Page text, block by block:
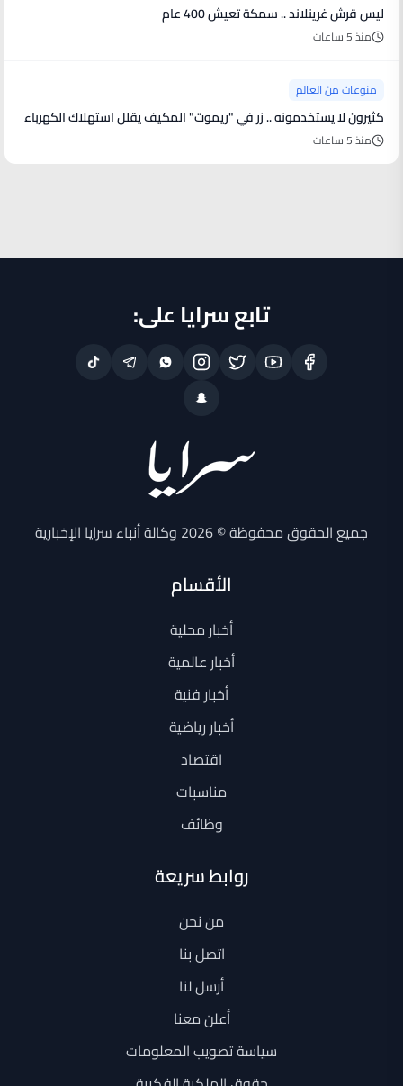
ليس قرش غرينلاند .. سمكة تعيش 400 عام
منذ 5 ساعات
منوعات من العالم
كثيرون لا يستخدمونه .. زر في "ريموت" المكيف يقلل استهلاك الكهرباء
منذ 5 ساعات
تابع سرايا على:
جميع الحقوق محفوظة © 2026 وكالة أنباء سرايا الإخبارية
الأقسام
أخبار محلية
أخبار عالمية
أخبار فنية
أخبار رياضية
اقتصاد
مناسبات
وظائف
روابط سريعة
من نحن
اتصل بنا
أرسل لنا
أعلن معنا
سياسة تصويب المعلومات